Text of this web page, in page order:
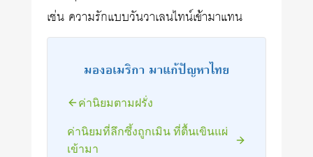
เช่น ความรักแบบวันวาเลนไทน์เข้ามาแทน
มองอเมริกา มาแก้ปัญหาไทย
ค่านิยมตามฝรั่ง
ค่านิยมที่ลึกซึ้งถูกเมิน ที่ตื้นเขินแผ่
เข้ามา